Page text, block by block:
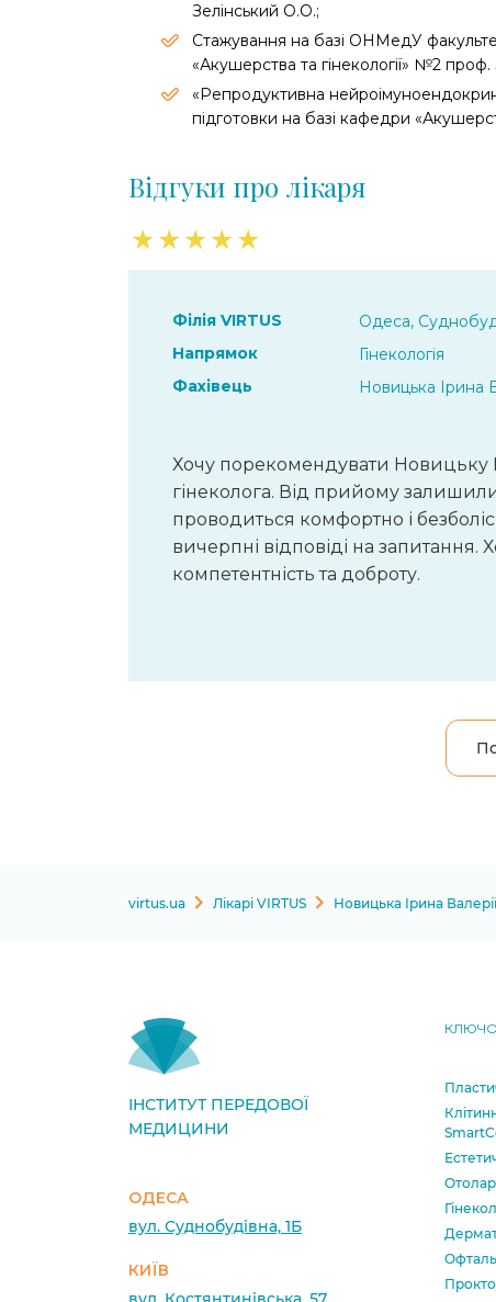
Зелінський О.О.;
Стажування на базі ОНМедУ
«Акушерства та гінекології» №2
«Репродуктивна
підготовки на базі кафедри
Відгуки про лікаря
★★★★★
Філія VIRTUS
Одеса,
Напрямок
Гінекологія
Фахівець
Новицька Ірина
Хочу порекомендувати Новицьку
гінеколога. Від прийому
проводиться комфортно і
вичерпні відповіді на запитання.
компетентність та доброту.
virtus.ua Лікарі VIRTUS Новицька Ірина
ІНСТИТУТ ПЕРЕДОВОЇ
МЕДИЦИНИ
ОДЕСА
вул. Суднобудівна, 1Б
КИЇВ